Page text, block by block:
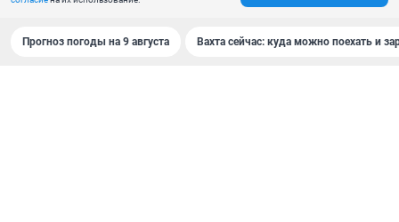
Прогноз погоды на 9 августа Вахта сейчас: куда можно поехать и